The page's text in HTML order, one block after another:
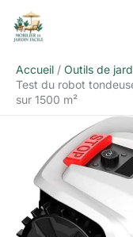
Accueil
Outils de
Test du robot
sur 1500 m²
Rechercher